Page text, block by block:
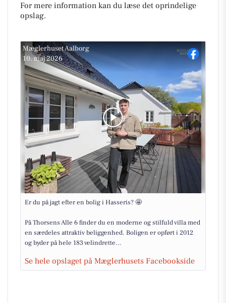
For mere information kan du læse det oprindelige
opslag.
Mæglerhuset Aalborg
10. maj 2026
Er du på jagt efter en bolig i Hasseris? 🤩
På Thorsens Alle 6 finder du en moderne og stilfuld villa med
en særdeles attraktiv beliggenhed. Boligen er opført i 2012
og byder på hele 183 velindrette...
Se hele opslaget på Mæglerhusets Facebookside